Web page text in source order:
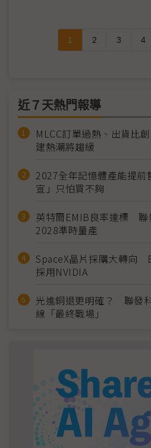
1 2 3 4
近７天熱門報導
MLCC訂單過熱、出貨比
建熱潮將趨緩
2027全年記憶體產能提
宣」只怕買不夠
英特爾EMIB良率達標 聯
2028準時量產
SpaceX晶片採購大轉向
採用NVIDIA
光進銅退更明確？ 聯發
線「最終戰場」